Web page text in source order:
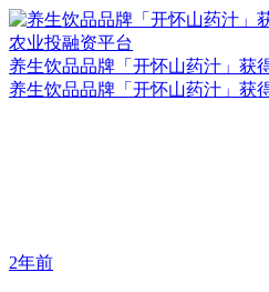
养生饮品品牌「开怀山药汁」获
养生饮品品牌「开怀山药汁」获
2年前